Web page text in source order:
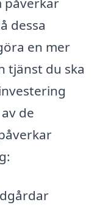
dessa
en mer
tjänst du ska
de